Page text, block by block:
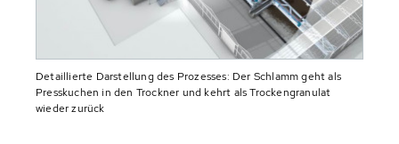
Detaillierte Darstellung des Prozesses: Der Schlamm geht als
Presskuchen in den Trockner und kehrt als Trockengranulat
wieder zurück